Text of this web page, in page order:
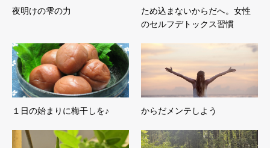
夜明けの雫の力
ため込まないからだへ。女性
のセルフデトックス習慣
１日の始まりに梅干しを♪ からだメンテしよう